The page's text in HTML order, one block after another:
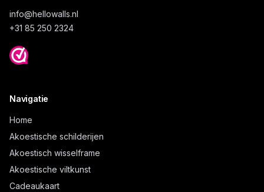
info@hellowalls.nl
+31 85 250 2324
Navigatie
Home
Akoestische schilderijen
Akoestisch wisselframe
Akoestische viltkunst
Cadeaukaart